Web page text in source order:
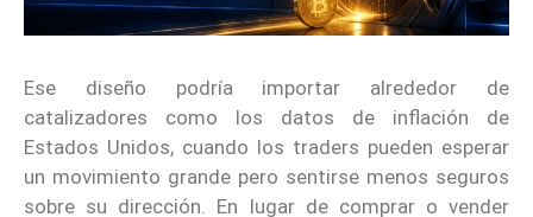
Ese diseño podría importar alrededor de
catalizadores como los datos de inflación de
Estados Unidos, cuando los traders pueden esperar
un movimiento grande pero sentirse menos seguros
sobre su dirección. En lugar de comprar o vender